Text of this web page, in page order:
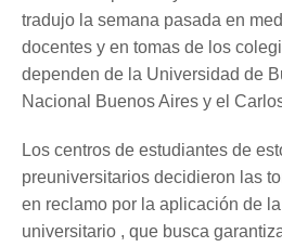
tradujo la semana pasada en
docentes y en tomas de los
dependen de la Universidad de
Nacional Buenos Aires y el
Los centros de estudiantes de
preuniversitarios decidieron las
en reclamo por la aplicación de
universitario , que busca